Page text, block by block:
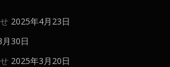
2025年4月23日
30日
2025年3月20日